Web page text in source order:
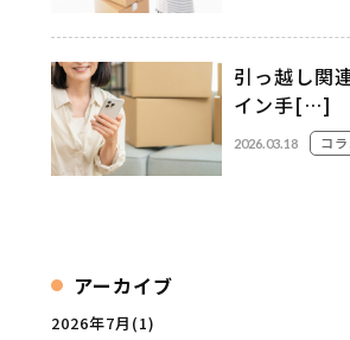
引っ越し関
イン手[…]
2026.03.18 コ
アーカイブ
2026年7月 (1)